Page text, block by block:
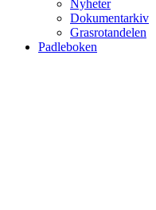
Nyheter
Dokumentarkiv
Grasrotandelen
Padleboken